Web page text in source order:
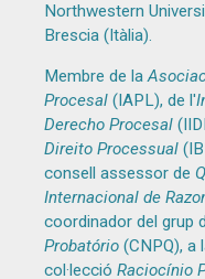
Northwestern
Brescia (Itàlia).
Membre de la
Procesal(IAPL), de l'
Derecho Procesal
Direito Processual
consell assessor de
Internacional de
coordinador del grup
Probatório (CNPQ), a
col·lecció Raciocínio